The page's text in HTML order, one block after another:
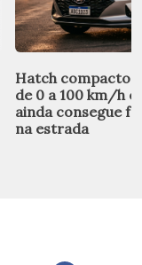
Hatch compacto
de 0 a 100 km/h
ainda consegue
na estrada